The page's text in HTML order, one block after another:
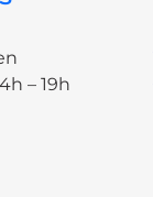
– 19h